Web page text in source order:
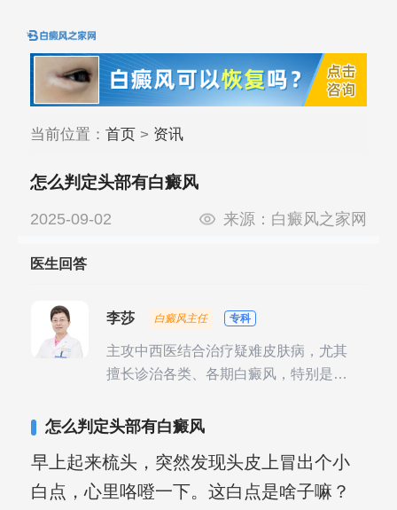
当前位置： 首页> 资讯
怎么判定头部有白癜风
2025-09-02 来源： 白癜风之家网
医生回答
李莎 白癜风主任 专科
主攻中西医结合治疗疑难皮肤病，尤其
擅长诊治各类、各期白癜风，特别是对
复发期;临床运用中医的辨证施治，理法
怎么判定头部有白癜风
早上起来梳头，突然发现头皮上冒出个小
白点，心里咯噔一下。这白点是啥子嘛？